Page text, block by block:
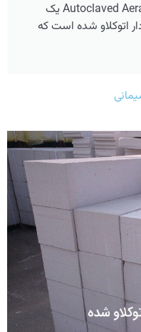
بلوک aac یا همان Autoclaved Aerated Concrete یک
اتوکلاو شده است که